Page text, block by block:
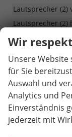
Lautsprecher (2)
Lautsprecher (2)
Navigation
USB-C, digitaler
Apple CarPlay
Hochtöner (2)
Bluetooth-
Wir
Unsere Website
für Sie
Auswahl und
Analytics und
Einverständnis
jederzeit mit